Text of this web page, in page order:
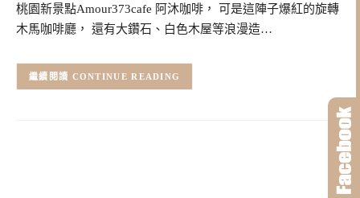
桃園新景點Amour373cafe 阿沐咖啡， 可是這陣子爆紅的旋轉
木馬咖啡廳， 還有大鑽石、白色木屋等浪漫造…
CONTINUE READING